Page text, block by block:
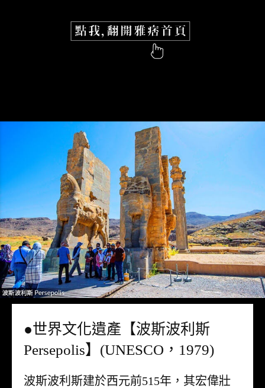
●世界文化遺產【波斯波利斯
Persepolis】(UNESCO，1979)
波斯波利斯建於西元前515年，其宏偉壯